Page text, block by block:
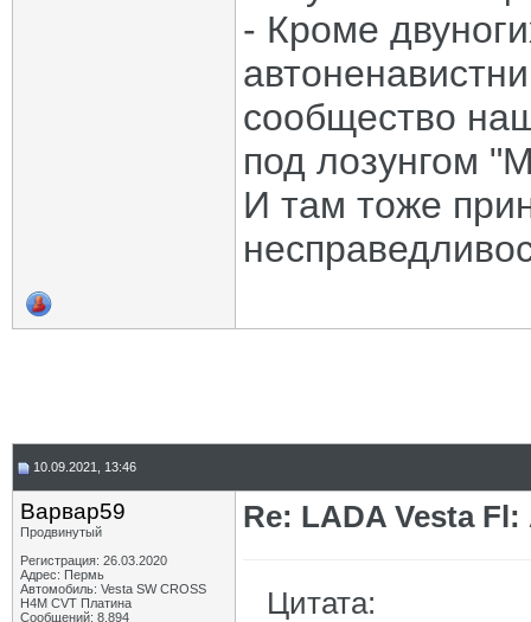
- Кроме
сообщество
под лозунгом
И там тоже
10.09.2021, 13:46
Варвар59
Продвинутый
Регистрация: 26.03.2020
Адрес: Пермь
Автомобиль: Vesta SW CROSS
H4M CVT Платина
Сообщений: 8,894
Re: LADA Vesta
Цитата: